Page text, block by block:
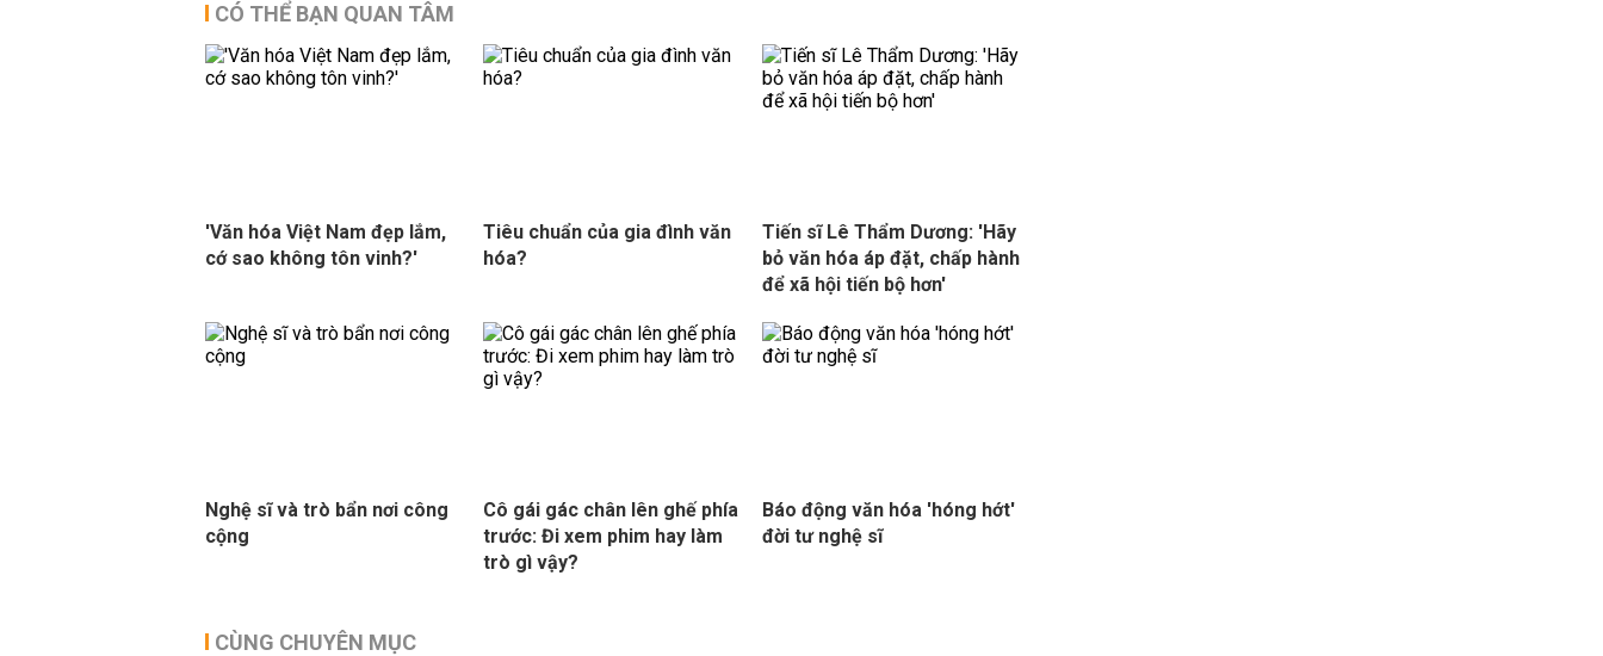
CÓ THỂ BẠN QUAN TÂM
'Văn hóa Việt Nam đẹp lắm,
cớ sao không tôn vinh?'
Tiêu chuẩn của gia đình văn
hóa?
Tiến sĩ Lê Thẩm Dương: 'Hãy
bỏ văn hóa áp đặt, chấp hành
để xã hội tiến bộ hơn'
Nghệ sĩ và trò bẩn nơi công
cộng
Cô gái gác chân lên ghế phía
trước: Đi xem phim hay làm
trò gì vậy?
Báo động văn hóa 'hóng hớt'
đời tư nghệ sĩ
CÙNG CHUYÊN MỤC